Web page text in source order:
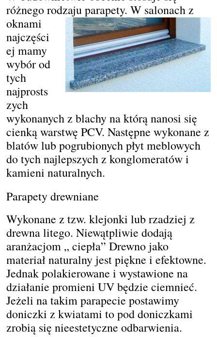
różnego rodzaju parapety. W salonach z
oknami
najczęści
ej mamy
wybór od
tych
najprosts
zych
wykonanych z blachy na którą nanosi się
cienką warstwę PCV. Następne wykonane z
blatów lub pogrubionych płyt meblowych
do tych najlepszych z konglomeratów i
kamieni naturalnych.
Parapety drewniane
Wykonane z tzw. klejonki lub rzadziej z
drewna litego. Niewątpliwie dodają
aranżacjom „ ciepła” Drewno jako
materiał naturalny jest piękne i efektowne.
Jednak polakierowane i wystawione na
działanie promieni UV będzie ciemnieć.
Jeżeli na takim parapecie postawimy
doniczki z kwiatami to pod doniczkami
zrobią sięnieestetyczne odbarwienia.